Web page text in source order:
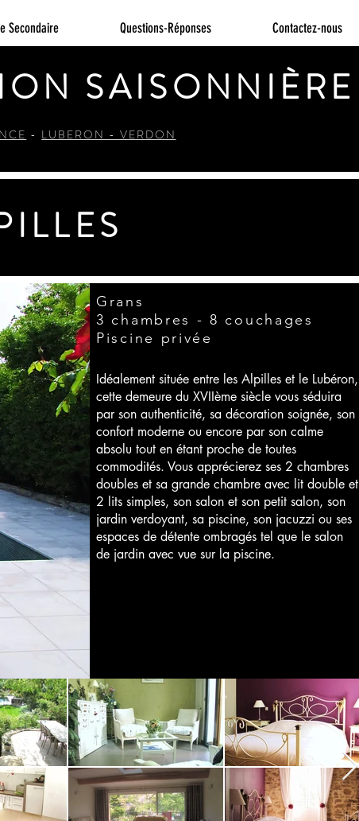
Secondaire Questions-Réponses Contactez-nous
SAISONNIÈRE
- LUBERON - VERDON
Grans
3 chambres - 8 couchages
Piscine privée
Idéalement située entre les Alpilles et le Lubéron,
cette demeure du XVIIème siècle vous séduira
par son authenticité, sa décoration soignée, son
confort moderne ou encore par son calme
absolu tout en étant proche de toutes
commodités. Vous apprécierez ses 2 chambres
doubles et sa grande chambre avec lit double et
2 lits simples, son salon et son petit salon, son
jardin verdoyant, sa piscine, son jacuzzi ou ses
espaces de détente ombragés tel que le salon
de jardin avec vue sur la piscine.